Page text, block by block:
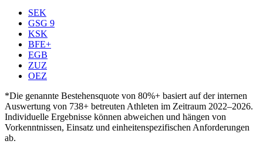
SEK
GSG 9
KSK
BFE+
EGB
ZUZ
OEZ
*Die genannte Bestehensquote von 80%+ basiert auf der internen
Auswertung von 738+ betreuten Athleten im Zeitraum 2022–2026.
Individuelle Ergebnisse können abweichen und hängen von
Vorkenntnissen, Einsatz und einheitenspezifischen Anforderungen
ab.